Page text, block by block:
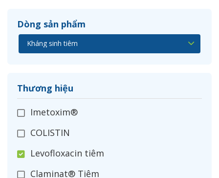
Dòng sản phẩm
Thương hiệu
Imetoxim®
COLISTIN
Levofloxacin tiêm
Claminat® Tiêm